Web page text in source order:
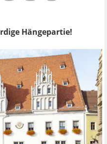
Hängepartie!